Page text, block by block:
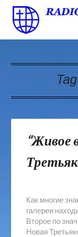
“Живое
Как многие
галереи
Второе по
Новая